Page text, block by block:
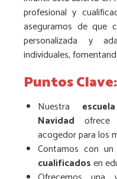
profesional y
aseguramos de que
personalizada y
individuales,
Puntos Clave:
Nuestra
Navidad
acogedor para los
Contamos con
cualificadosen